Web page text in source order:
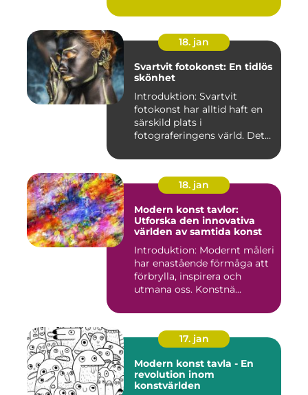
18. jan
Svartvit fotokonst: En tidlös
skönhet
Introduktion: Svartvit
fotokonst har alltid haft en
särskild plats i
fotograferingens värld. Det
18. jan
Modern konst tavlor:
Utforska den innovativa
världen av samtida konst
Introduktion: Modernt måleri
har enastående förmåga att
förbrylla, inspirera och
utmana oss. Konstnä...
17. jan
Modern konst tavla - En
revolution inom
konstvärlden